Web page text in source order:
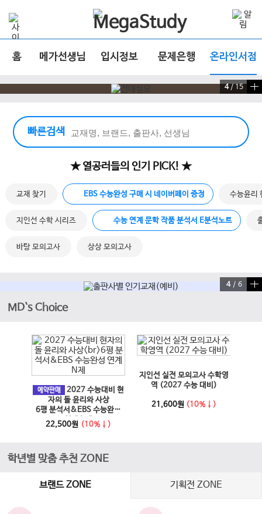
홈 메가선생님 입시정보 문제은행 온라인서점
4/ 15
빠른검색
빠른 검색 실행
★ 열공러들의 인기 PICK! ★
교재 찾기 EBS 수능완성 구매 시 네이버페이 증정 수능윤리
지인선 수학 시리즈 수능 연계 문학 작품 분석서 E분석노트
바탕 모의고사 상상 모의고사
4/ 6
MD`s Choice
예약판매
2027 수능대비 현
자의 돌 윤리와 사상
6평 분석서&EBS 수능완성
연계 N제
22,500원 (10%↓)
지인선 실전 모의고사 수학영
역 (2027 수능 대비)
21,600원 (10%↓)
이전 슬라이드 다음 슬라이드
학년별 맞춤 추천 ZONE
브랜드 ZONE 기획전 ZONE